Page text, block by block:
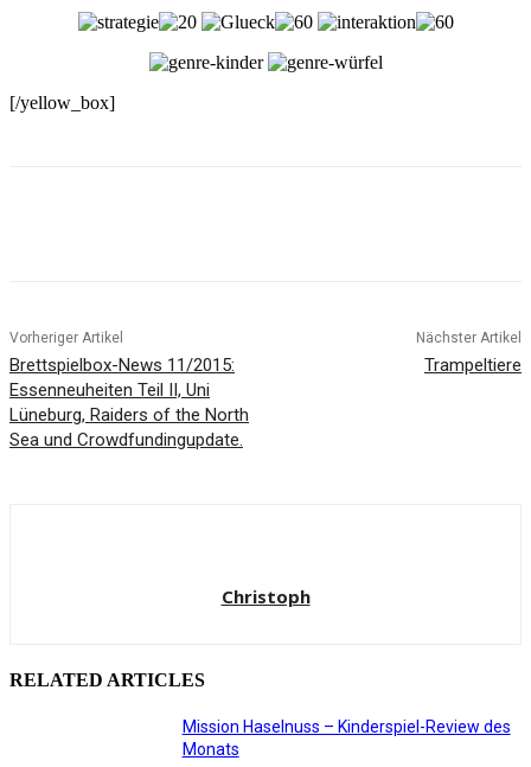
[/yellow_box]
Vorheriger Artikel
Brettspielbox-News 11/2015:
Essenneuheiten Teil II, Uni
Lüneburg, Raiders of the North
Sea und Crowdfundingupdate.
Nächster Artikel
Trampeltiere
Christoph
RELATED ARTICLES
Mission Haselnuss – Kinderspiel-Review des
Monats